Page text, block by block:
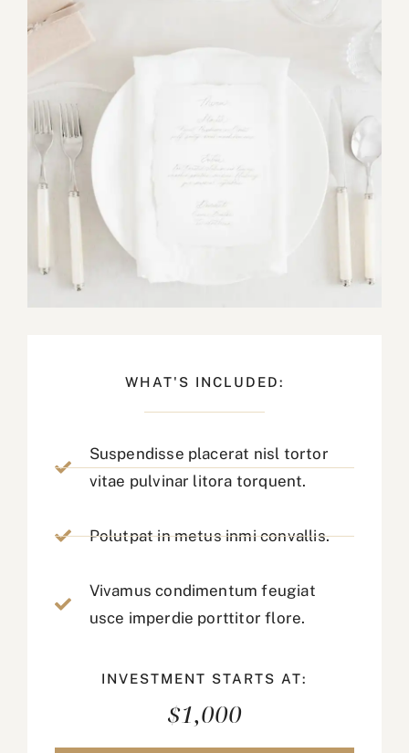
WHAT'S INCLUDED:
Suspendisse placerat nisl tortor
vitae pulvinar litora torquent.
Polutpat in metus inmi convallis.
Vivamus condimentum feugiat
usce imperdie porttitor flore.
INVESTMENT STARTS AT:
$1,000